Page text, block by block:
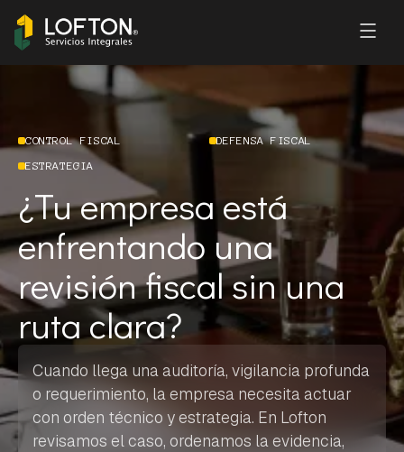
CONTROL FISCAL DEFENSA FISCAL
ESTRATEGIA
¿Tu empresa está
enfrentando una
revisión fiscal sin una
ruta clara?
Cuando llega una auditoría, vigilancia profunda
o requerimiento, la empresa necesita actuar
con orden técnico y estrategia. En Lofton
revisamos el caso, ordenamos la evidencia,